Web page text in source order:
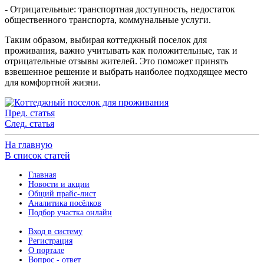
- Отрицательные: транспортная доступность, недостаток
общественного транспорта, коммунальные услуги.
Таким образом, выбирая коттеджный поселок для
проживания, важно учитывать как положительные, так и
отрицательные отзывы жителей. Это поможет принять
взвешенное решение и выбрать наиболее подходящее место
для комфортной жизни.
Пред. статья
След. статья
На главную
В список статей
Главная
Новости и акции
Общий прайс-лист
Аналитика посёлков
Подбор участка онлайн
Вход в систему
Регистрация
О портале
Вопрос - ответ